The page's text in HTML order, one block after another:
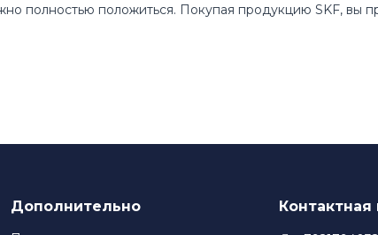
полностью положиться. Покупая продукцию SKF, вы
Дополнительно